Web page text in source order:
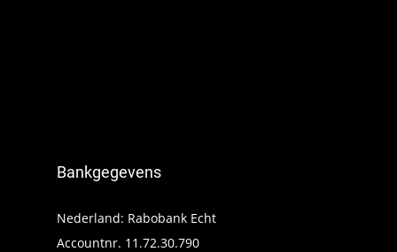
Bankgegevens
Nederland: Rabobank Echt
Accountnr. 11.72.30.790